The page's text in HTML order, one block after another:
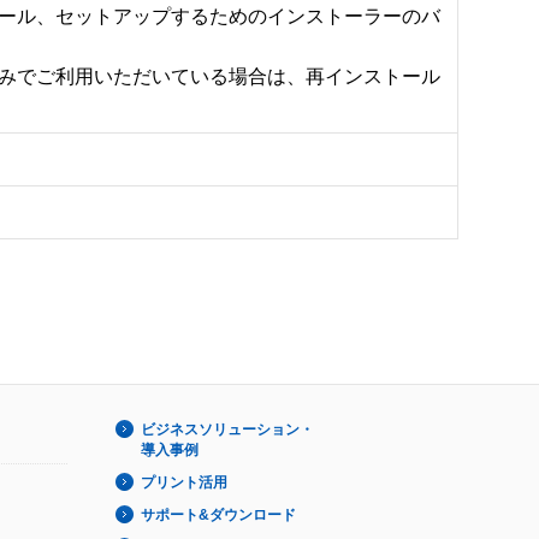
ル、セットアップするためのインストーラーのバ
でご利用いただいている場合は、再インストール
ビジネスソリューション・
導入事例
プリント活用
サポート&ダウンロード